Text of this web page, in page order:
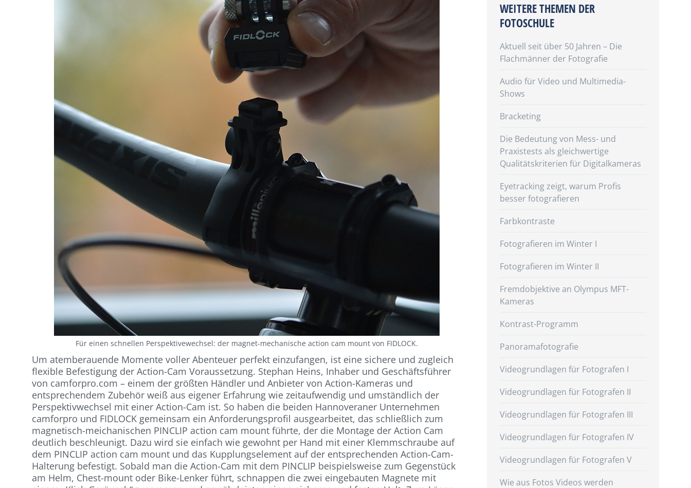
Für einen schnellen Perspektivewechsel: der magnet-mechanische action cam mount von FIDLOCK.
Um atemberauende Momente voller Abenteuer perfekt einzufangen, ist eine sichere und zugleich
flexible Befestigung der Action-Cam Voraussetzung. Stephan Heins, Inhaber und Geschäftsführer
von camforpro.com – einem der größten Händler und Anbieter von Action-Kameras und
entsprechendem Zubehör weiß aus eigener Erfahrung wie zeitaufwendig und umständlich der
Perspektivwechsel mit einer Action-Cam ist. So haben die beiden Hannoveraner Unternehmen
camforpro und FIDLOCK gemeinsam ein Anforderungsprofil ausgearbeitet, das schließlich zum
magnetisch-meichanischen PINCLIP action cam mount führte, der die Montage der Action Cam
deutlich beschleunigt. Dazu wird sie einfach wie gewohnt per Hand mit einer Klemmschraube auf
dem PINCLIP action cam mount und das Kupplungselement auf der entsprechenden Action-Cam-
Halterung befestigt. Sobald man die Action-Cam mit dem PINCLIP beispielsweise zum Gegenstück
am Helm, Chest-mount oder Bike-Lenker führt, schnappen die zwei eingebauten Magnete mit
WEITERE THEMEN DER
FOTOSCHULE
Aktuell seit über 50 Jahren – Die
Flachmänner der Fotografie
Audio für Video und Multimedia-
Shows
Bracketing
Die Bedeutung von Mess- und
Praxistests als gleichwertige
Qualitätskriterien für Digitalkameras
Eyetracking zeigt, warum Profis
besser fotografieren
Farbkontraste
Fotografieren im Winter I
Fotografieren im Winter II
Fremdobjektive an Olympus MFT-
Kameras
Kontrast-Programm
Panoramafotografie
Videogrundlagen für Fotografen I
Videogrundlagen für Fotografen II
Videogrundlagen für Fotografen III
Videogrundlagen für Fotografen IV
Videogrundlagen für Fotografen V
Wie aus Fotos Videos werden